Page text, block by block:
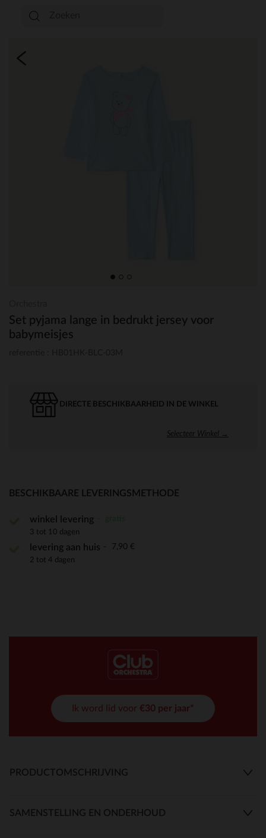
Set pyjama lange in bedrukt jersey voor
babymeisjes
DIRECTE BESCHIKBAARHEID IN DE WINKEL
Selecteer Winkel →
BESCHIKBAARE LEVERINGSMETHODE
winkel levering
3 tot 10 dagen
levering aan huis 7,90 €
2 tot 4 dagen
Ik word lid voor €30 per jaar*
PRODUCTOMSCHRIJVING
SAMENSTELLING EN ONDERHOUD